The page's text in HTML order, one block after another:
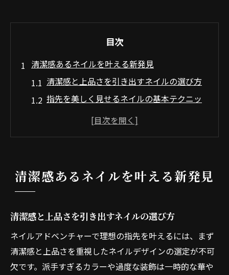
目次
清潔感あるネイルを叶える新発見
清潔感と上品さを引き出すネイルの選び方
指先を美しく見せるネイルの基本テクニッ
ナチュラルネイルで魅せる洗練された指先
自然なネイルカラーの選び方とコツ
ナチュラルネイルで清潔感を演出する技
控えめだけど華やかなネイルの工夫
爪の形と長さで叶えるナチュラル美
清潔感あるネイルを叶える新発見
清潔感と上品さを引き出すネイルの選び方
ネイルアドベンチャーで理想の指先を叶えるには、まず
清潔感と上品さを重視したネイルデザインの選定が不可
欠です。派手すぎるカラーや過度な装飾は一時的な華や